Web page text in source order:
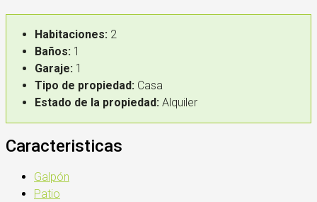
Habitaciones: 2
Baños: 1
Garaje: 1
Tipo de propiedad: Casa
Estado de la propiedad: Alquiler
Caracteristicas
Galpón
Patio